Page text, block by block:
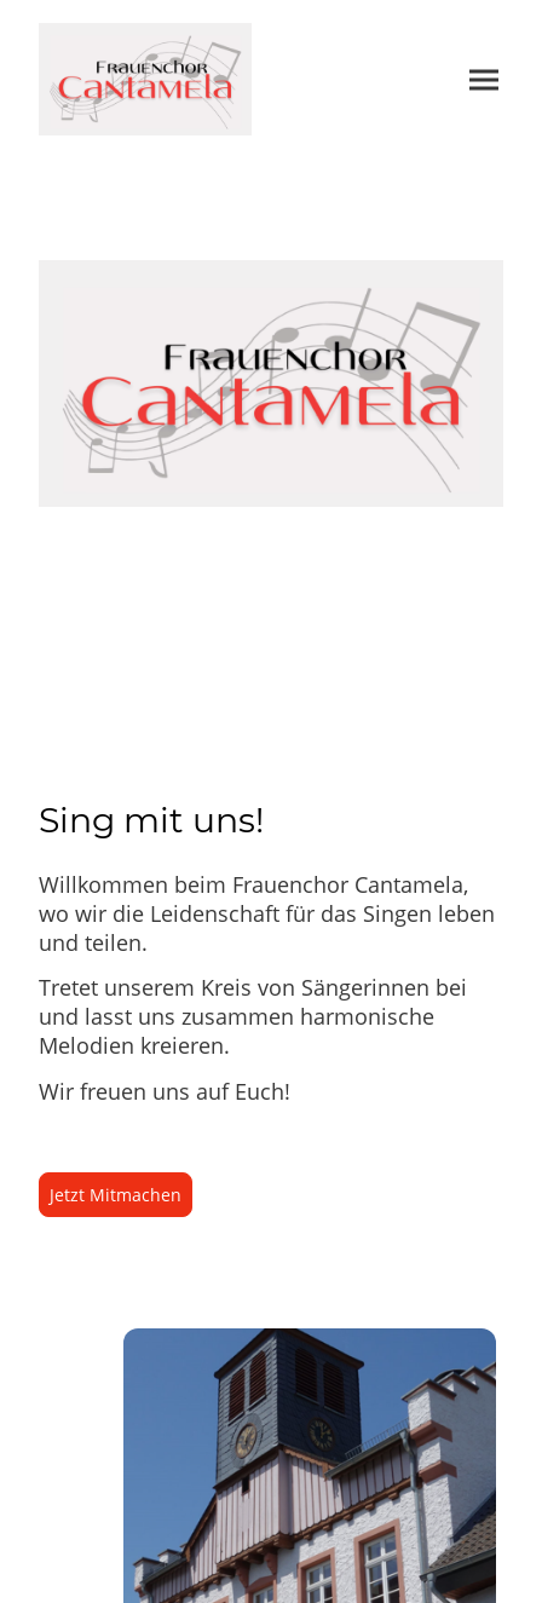
Sing mit uns!
Willkommen beim Frauenchor Cantamela,
wo wir die Leidenschaft für das Singen leben
und teilen.
Tretet unserem Kreis von Sängerinnen bei
und lasst uns zusammen harmonische
Melodien kreieren.
Wir freuen uns auf Euch!
Jetzt Mitmachen